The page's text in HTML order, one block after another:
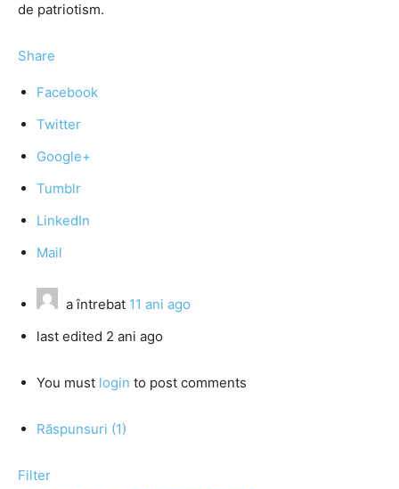
de patriotism.
Share
Facebook
Twitter
Google+
Tumblr
LinkedIn
Mail
a întrebat 11 ani ago
last edited 2 ani ago
You must login to post comments
Răspunsuri (1)
Filter